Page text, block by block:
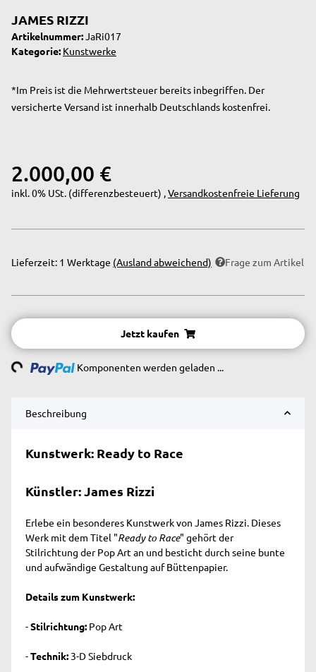
JAMES RIZZI
Artikelnummer:JaRi017
Kategorie: Kunstwerke
*Im Preis ist die Mehrwertsteuer bereits inbegriffen. Der
versicherte Versand ist innerhalb Deutschlands kostenfrei.
2.000,00 €
inkl. 0% USt. (differenzbesteuert) ,Versandkostenfreie Lieferung
Lieferzeit: 1 Werktage (Ausland abweichend) Frage zum Artikel
Jetzt kaufen
Loading... Komponenten werden geladen ...
Beschreibung
Kunstwerk: Ready to Race
Künstler: James Rizzi
Erlebe ein besonderes Kunstwerk von James Rizzi. Dieses
Werk mit dem Titel "Ready to Race" gehört der
Stilrichtung der Pop Art an und besticht durch seine bunte
und aufwändige Gestaltung auf Büttenpapier.
Details zum Kunstwerk:
-Stilrichtung: Pop Art
-Technik: 3-D Siebdruck